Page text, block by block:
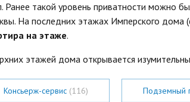
Ранее такой уровень приватности можно
На последних этажах Имперского дома
на этаже.
этажей дома открывается
Консьерж-сервис (116) Подземный